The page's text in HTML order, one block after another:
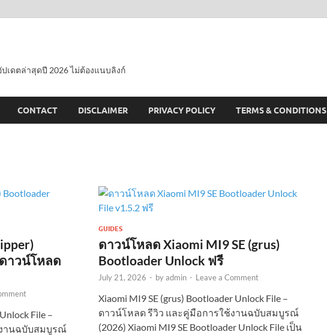
เดตล่าสุดปี 2026 ไม่ต้องแนบลิงก์
CONTACT DISCLAIMER PRIVACY POLICY TERMS & CONDITIONS
าวน์โหลด
File –
านฉบับสมบูรณ์
GUIDES
ดาวน์โหลด Xiaomi MI9 SE (grus)
Bootloader Unlock ฟรี
July 21, 2026 - byadmin - Leave a Comment
Xiaomi MI9 SE (grus) Bootloader Unlock File –
ดาวน์โหลด รีวิว และคู่มือการใช้งานฉบับสมบูรณ์
(2026) Xiaomi MI9 SE Bootloader Unlock File เป็น